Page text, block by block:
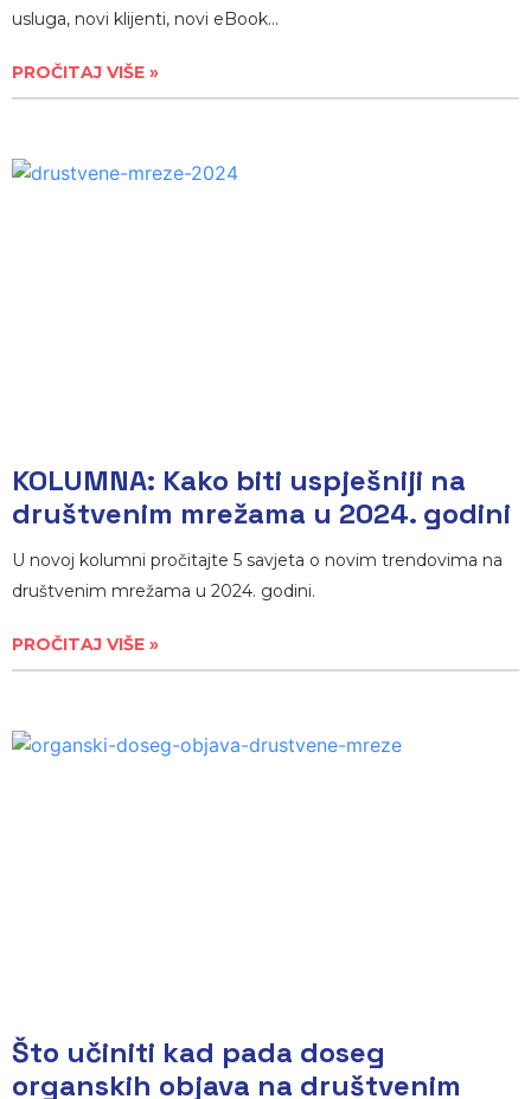
usluga, novi klijenti, novi eBook…
PROČITAJ VIŠE »
KOLUMNA: Kako biti uspješniji na
društvenim mrežama u 2024. godini
U novoj kolumni pročitajte 5 savjeta o novim trendovima na
društvenim mrežama u 2024. godini.
PROČITAJ VIŠE »
Što učiniti kad pada doseg
organskih objava na društvenim